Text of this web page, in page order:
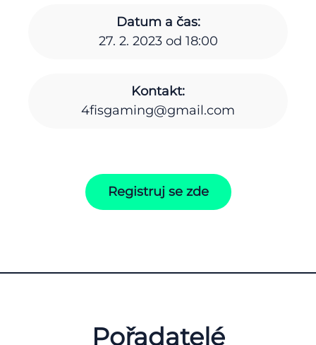
Datum a čas:
27. 2. 2023 od 18:00
Kontakt:
4fisgaming@gmail.com
Registruj se zde
Pořadatelé